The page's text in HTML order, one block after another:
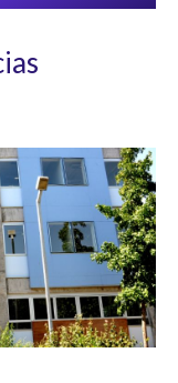
EGRESADOS